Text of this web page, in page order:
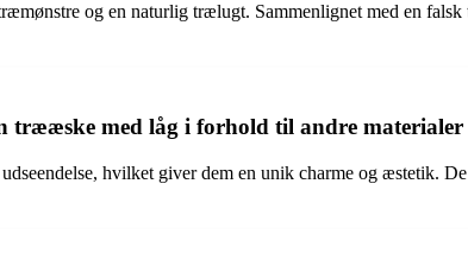
og en naturlig trælugt. Sammenlignet med en
trææske med låg i forhold til andre materialer
hvilket giver dem en unik charme og æstetik.